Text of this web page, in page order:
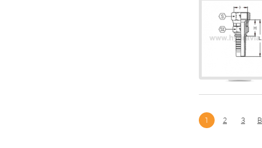
1 2 3